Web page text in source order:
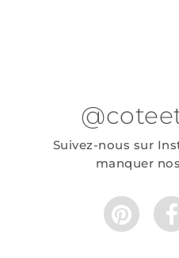
Suivez-nous sur
manquer